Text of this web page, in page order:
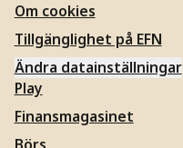
Om cookies
Tillgänglighet på EFN
Ändra datainställningar
Play
Finansmagasinet
Börs